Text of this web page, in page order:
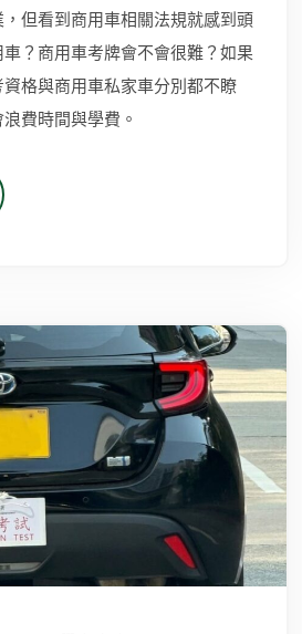
但看到商用車相關法規就感到頭
？商用車考牌會不會很難？如果
格與商用車私家車分別都不瞭
費時間與學費。